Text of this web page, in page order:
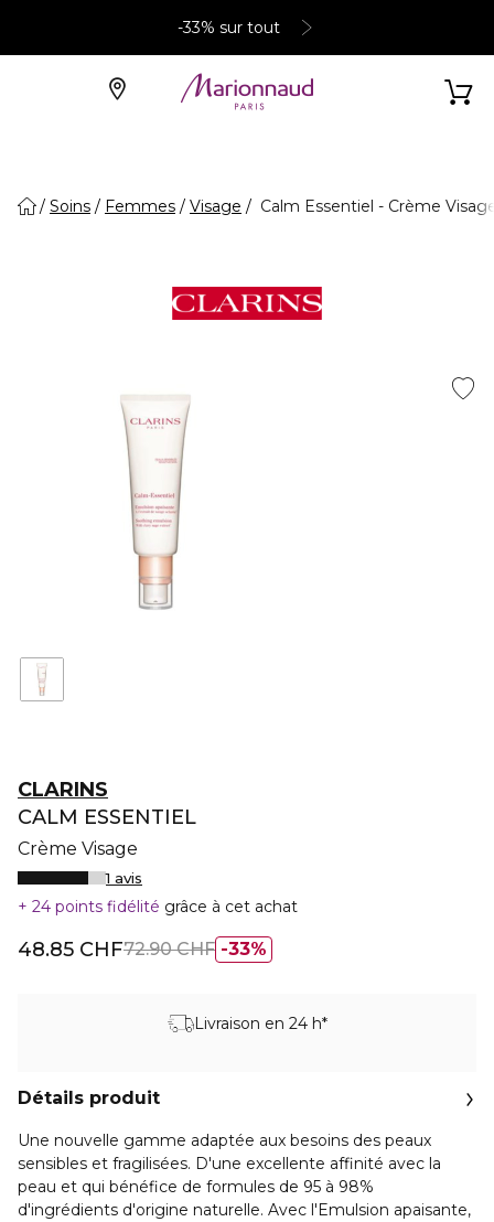
-33% sur tout
Soins Femmes Visage Calm Essentiel - Crème
CLARINS
CALM ESSENTIEL
Crème Visage
1 avis
24 points fidélité grâce à cet achat
33%
48.85 CHF72.90 CHF
Livraison en 24 h*
Détails produit
Une nouvelle gamme adaptée aux besoins des peaux
sensibles et fragilisées. D'une excellente affinité avec la
peau et qui bénéfice de formules de 95 à 98%
d'ingrédients d'origine naturelle. Avec l'Emulsion apaisante,